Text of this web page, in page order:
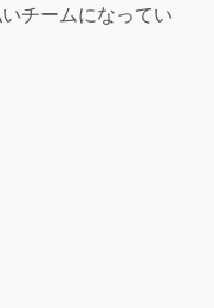
チームになってい